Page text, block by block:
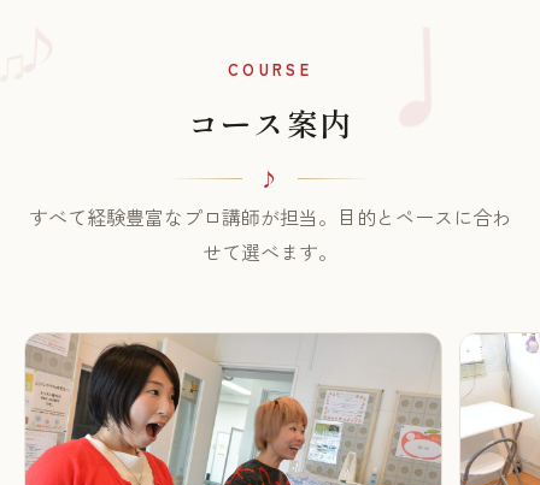
COURSE
コース案内
すべて経験豊富なプロ講師が担当。目的とペースに合わ
せて選べます。